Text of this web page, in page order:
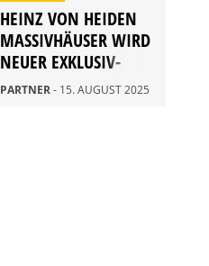
HEINZ VON HEIDEN
MASSIVHÄUSER WIRD
NEUER EXKLUSIV-
PARTNER
PARTNER- 15. AUGUST 2025